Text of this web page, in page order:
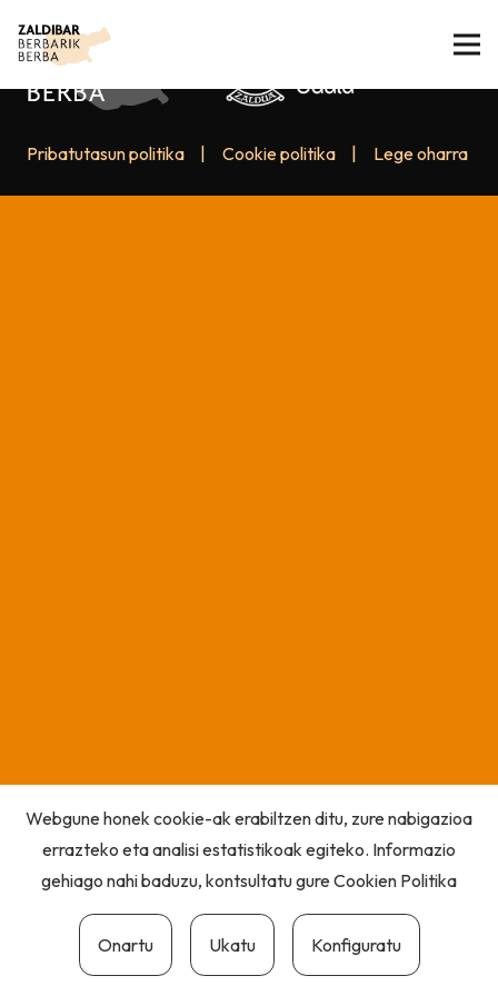
Pribatutasun politika Cookie politika Lege oharra
Webgune honek cookie-ak erabiltzen ditu, zure nabigazioa
errazteko eta analisi estatistikoak egiteko. Informazio
gehiago nahi baduzu, kontsultatu gureCookien Politika
Onartu Ukatu Konfiguratu